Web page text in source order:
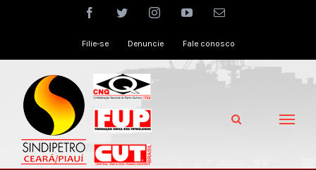
facebooktwitter instagramyoutubeEmail
Filie-se Denuncie Fale conosco